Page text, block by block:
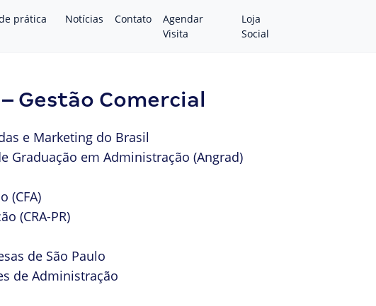
prática Notícias Contato
Agendar
Visita
Loja
Social
Gestão Comercial
e Marketing do Brasil
Graduação em Administração (Angrad)
(CFA)
(CRA-PR)
de São Paulo
de Administração